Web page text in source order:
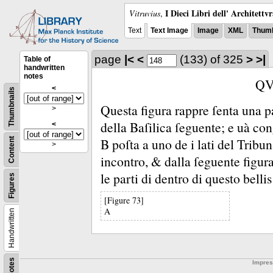
Vitruvius, I Dieci Libri dell'
Text Text Image Image XML
Notes
Handwritten
Figures
Content
Thumbnails
Table of
handwritten
notes
<
>
<
>
page |< < (133) of 325 > >|
Questa figura rappre ſenta
della Baſilica ſeguente; e uà
B poſta a uno de i lati del
incontro, & dalla ſeguente
le parti di dentro di questo
[Figure 73]
A